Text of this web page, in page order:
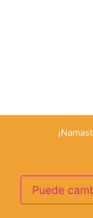
Puede